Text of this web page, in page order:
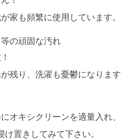
家も頻繁に使用しています。
の頑固な汚れ
残り、洗濯も憂鬱になります
オキシクリーンを適量入れ、
置きしてみて下さい。